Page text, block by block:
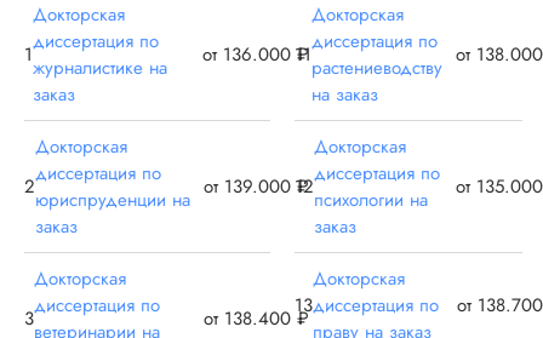
Даня
Вид работы:
Докторская
Дата:2024-07-10
Расписывать
буду, скажу, что
1
Докторская
диссертация по
журналистике на
заказ
от 136.000 ₽
2
Докторская
диссертация по
юриспруденции на
заказ
от 139.000 ₽
3
Докторская
диссертация по
ветеринарии на
от 138.400 ₽
11
Докторская
диссертация по
растениеводству
на заказ
от
12
Докторская
диссертация по
психологии на
заказ
от
13
Докторская
диссертация по
праву на заказ
от